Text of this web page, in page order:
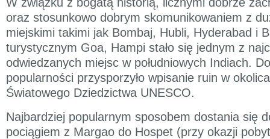
oraz stosunkowo dobrym skomunikowaniem z
miejskimi takimi jak Bombaj, Hubli, Hyderabad i
turystycznym Goa, Hampi stało się jednym z
odwiedzanych miejsc w południowych Indiach.
popularności przysporzyło wpisanie ruin w
Światowego Dziedzictwa UNESCO.
Najbardziej popularnym sposobem dostania się
pociągiem z Margao do Hospet (przy okazji